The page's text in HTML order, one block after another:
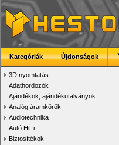
Kategóriák Újdonságok
3D nyomtatás
Adathordozók
Ajándékok, ajándékutalványok
Analóg áramkörök
Audiotechnika
Autó HiFi
Biztosítékok